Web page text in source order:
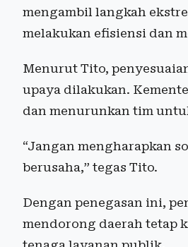
mengambil langkah
melakukan efisiensi dan
Menurut Tito,
upaya dilakukan.
dan menurunkan tim
“Jangan mengharapkan
berusaha,” tegas Tito.
Dengan penegasan ini,
mendorong daerah tetap